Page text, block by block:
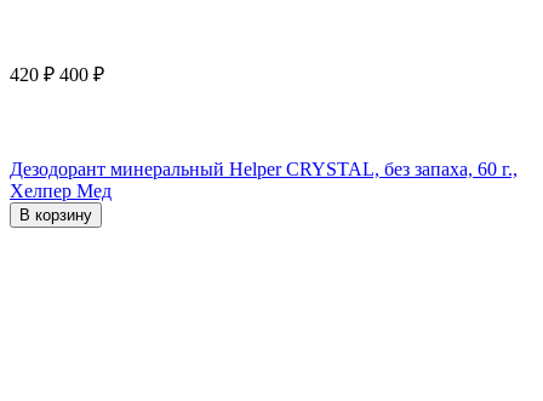
420 ₽ 400 ₽
Дезодорант минеральный Helper CRYSTAL, без запаха, 60 г.,
Хелпер Мед
В корзину